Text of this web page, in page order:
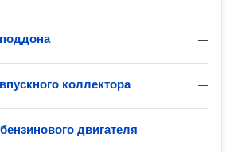
—
—
коллектора
—
двигателя